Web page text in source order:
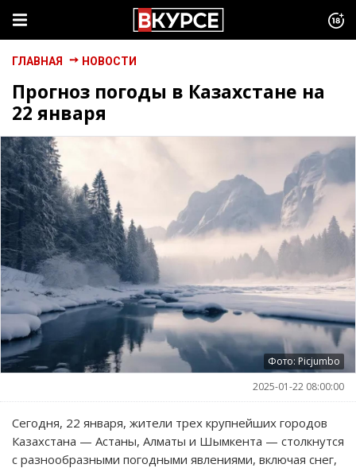
ГЛАВНАЯ НОВОСТИ
Прогноз погоды в Казахстане на
22 января
Фото: Picjumbo
2025-01-22 08:00:00
Сегодня, 22 января, жители трех крупнейших городов
Казахстана — Астаны, Алматы и Шымкента — столкнутся
с разнообразными погодными явлениями, включая снег,